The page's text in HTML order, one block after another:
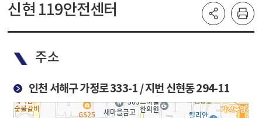
신현 119안전센터
주소
인천 서해구 가정로 333-1 / 지번 신현동 294-11